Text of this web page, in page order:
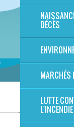
DÉCÈS
LUTTE
L'INCENDIE